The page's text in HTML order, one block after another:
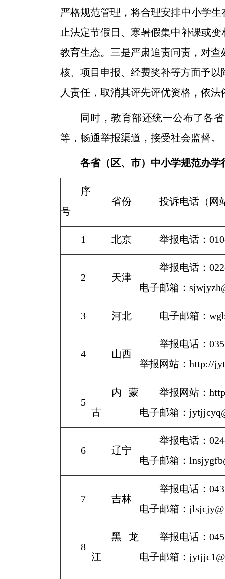
严格规范管理，将合理安排中小学
止法定节假日、寒暑假集中补课或
教育生态。三是严肃追责问责，对
核、项目申报、经费奖补等方面予
人责任，取消其评先评优资格，依
同时，教育部还统一公布了各
等，畅通举报渠道，接受社会监督。
各省（区、市）中小学规范办学
序
号
省份 投诉电话（网
1 北京 举报电话：
2 天津
举报电话：
电子邮箱：
3 河北 电子邮箱：
4 山西
举报电话：
举报网站：http://
5
内蒙
古
举报网站：
电子邮箱：
6 辽宁
举报电话：
电子邮箱：
7 吉林
举报电话：
电子邮箱：
8
黑龙
江
举报电话：
电子邮箱：